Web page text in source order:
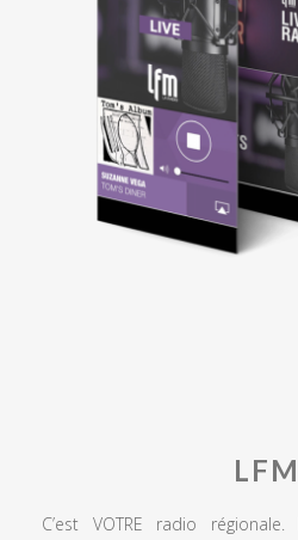
LFM
C’est VOTRE radio